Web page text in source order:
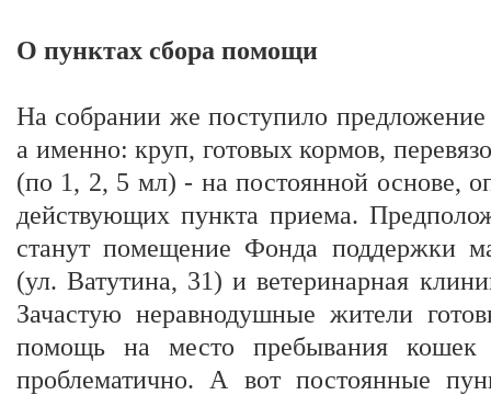
О пунктах сбора помощи
На собрании же поступило
а именно: круп, готовых кормов,
(по 1, 2, 5 мл) - на постоянной основе,
действующих пункта приема.
станут помещение Фонда поддержки
(ул. Ватутина, 31) и ветеринарная
Зачастую неравнодушные жители
помощь на место пребывания
проблематично. А вот постоянные